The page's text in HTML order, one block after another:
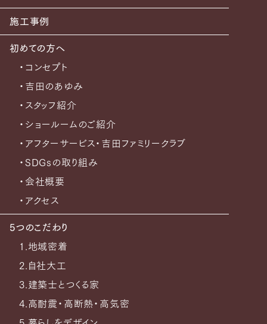
施工事例
初めての方へ
・コンセプト
・吉田のあゆみ
・スタッフ紹介
・ショールームのご紹介
・アフターサービス・吉田ファミリークラブ
・SDGsの取り組み
・会社概要
・アクセス
5つのこだわり
1.地域密着
2.自社大工
3.建築士とつくる家
4.高耐震・高断熱・高気密